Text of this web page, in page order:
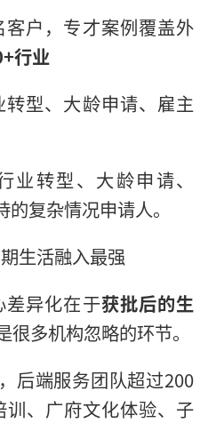
客户，专才案例覆盖外
行业
型、大龄申请、雇主
业转型、大龄申请、
复杂情况申请人。
生活融入最强
差异化在于获批后的生
多机构忽略的环节。
后端服务团队超过200
、广府文化体验、子